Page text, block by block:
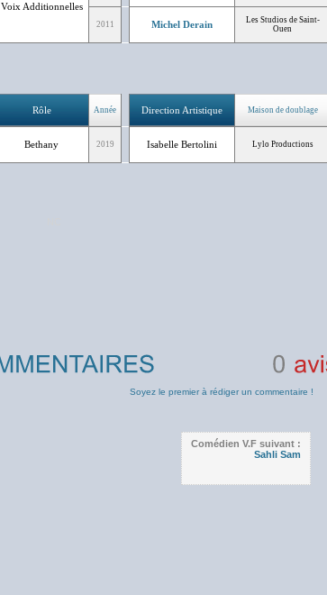
Voix Additionnelles
2011 Michel Derain
Les Studios de Saint-
Ouen
Rôle Année Direction Artistique Maison de doublage
Bethany 2019 Isabelle Bertolini Lylo Productions
Soyez le premier à rédiger un commentaire !
Comédien V.F suivant :
Sahli Sam